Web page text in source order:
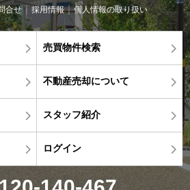
合せ 採用情報 個人情報の取り扱い
売買物件検索
不動産売却について
スタッフ紹介
ログイン